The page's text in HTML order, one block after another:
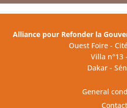
Alliance pour Refonder la
Ouest Foire -
Villa n°13
Dakar -
General
Contact